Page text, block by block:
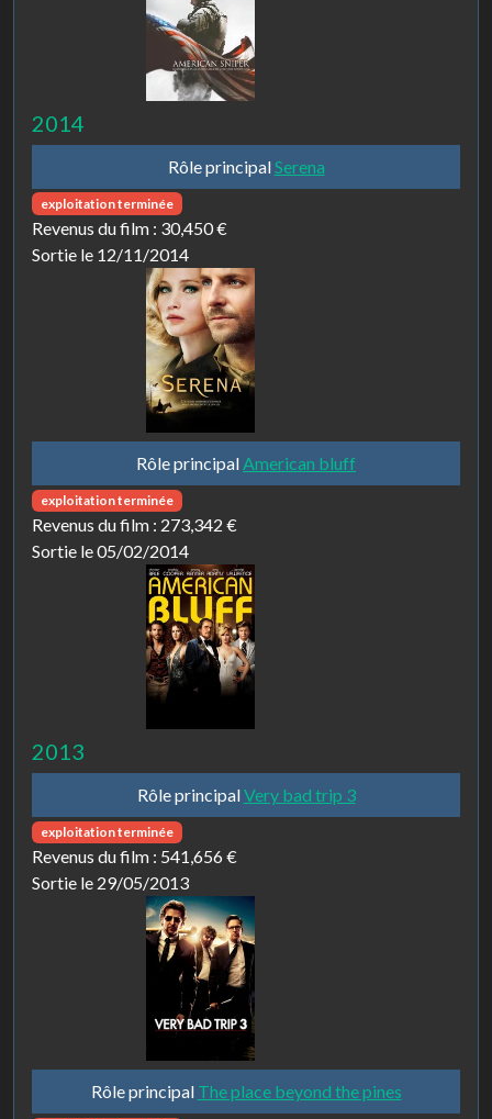
2014
Rôle principalSerena
exploitation terminée
Revenus du film : 30,450 €
Sortie le 12/11/2014
Rôle principal American bluff
exploitation terminée
Revenus du film : 273,342 €
Sortie le 05/02/2014
2013
Rôle principalVery bad trip 3
exploitation terminée
Revenus du film : 541,656 €
Sortie le 29/05/2013
Rôle principal The place beyond the pines